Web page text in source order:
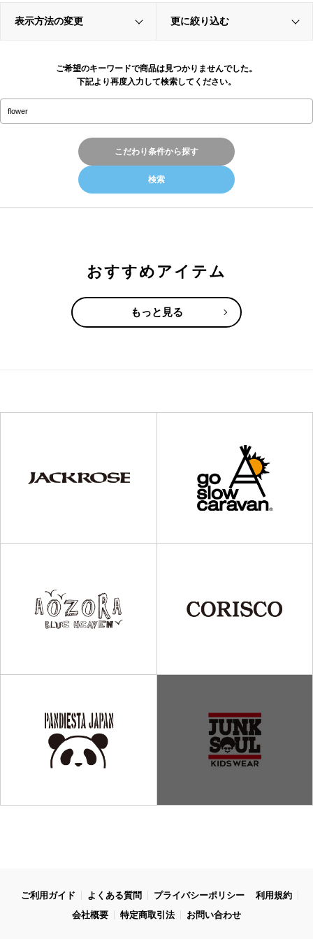
表示方法の変更 更に絞り込む
ご希望のキーワードで商品は見つかりませんでした。
下記より再度入力して検索してください。
こだわり条件から探す
おすすめアイテム
もっと見る
ご利用ガイド よくある質問 プライバシーポリシー
利用規約
会社概要
特定商取引法 お問い合わせ